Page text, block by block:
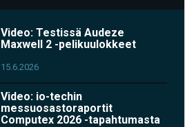
Video: Testissä Audeze
Maxwell 2 -pelikuulokkeet
15.6.2026
Video: io-techin
messuosastoraportit
Computex 2026 -tapahtumasta